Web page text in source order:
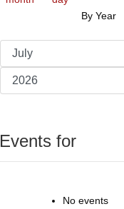
By Year
Events for
No events